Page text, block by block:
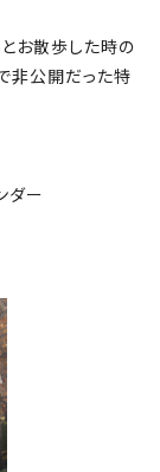
お散歩した時の
非公開だった特
ダー